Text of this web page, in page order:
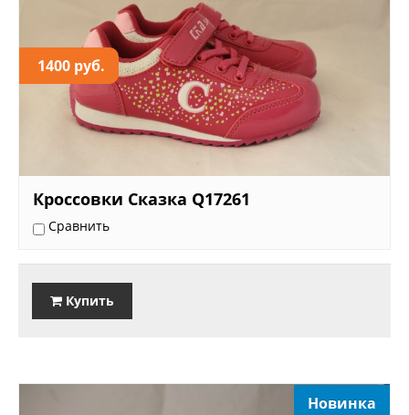
1400 руб.
Кроссовки Сказка Q17261
Сравнить
Купить
Новинка